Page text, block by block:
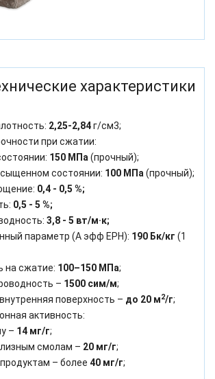
характеристики
2,25-2,84г/см3;
при сжатии:
150 МПа (прочный);
состоянии: 100 МПа (прочный);
0,4 - 0,5 %;
0,5 - 5 %;
3,8 - 5 вт/м·к;
параметр (А эфф ЕРН): 190 Бк/кг (1
на сжатие: 100–150 МПа;
– 1500 сим/м;
поверхность – до 20 м2/г;
активность:
– 14 мг/г;
смолам – 20 мг/г;
– более 40 мг/г;